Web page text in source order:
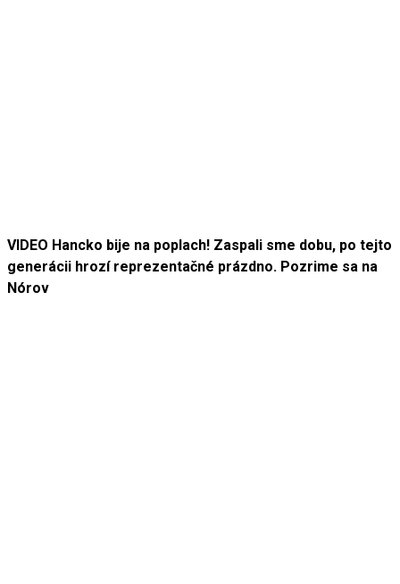
VIDEO Hancko bije na poplach! Zaspali sme dobu, po tejto
generácii hrozí reprezentačné prázdno. Pozrime sa na
Nórov